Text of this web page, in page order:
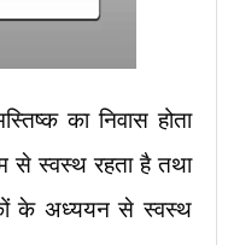
का निवास होता
से स्वस्थ रहता है तथा
के अध्ययन से स्वस्थ